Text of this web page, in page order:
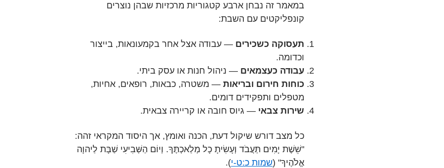
במאמר זה נבחן ארבע קטגוריות מרכזיות שבהן נוצרים
קונפליקטים עם השבת:
תעסוקה כשכירים — עבודה אצל אחר בקמעונאות, בייצור
וכדומה.
עבודה כעצמאים — ניהול חנות או עסק ביתי.
כוחות חירום ובריאות — משטרה, כבאות, רופאים, אחיות,
מטפלים ותפקידים דומים.
שירות צבאי — גיוס חובה או קריירה צבאית.
כל מצב דורש שיקול דעת, הכנה ואומץ, אך היסוד המקראי זהה:
"שֵׁשֶׁת יָמִים תַּעֲבֹד וְעָשִׂיתָ כָל מְלַאכְתֶּךָ. וְיוֹם הַשְּׁבִיעִי שַׁבָּת לַיהוָה
אֱלֹהֶיךָ" (שמות כ:ט-י).